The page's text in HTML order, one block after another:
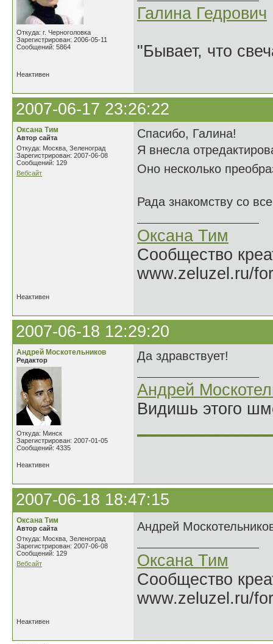
Откуда: г. Черноголовка
Зарегистрирован: 2006-05-11
Сообщений: 5864
Галина Гедрович
"Бывает, что
Неактивен
2007-06-17 23:26:22
Оксана Тим
Автор сайта
Откуда: Москва, Зеленоград
Зарегистрирован: 2007-06-08
Сообщений: 129
Вебсайт
Спасибо, Галина!
Я внесла
Оно несколько
Рада знакомству со
Оксана Тим
Сообщество
www.zeluzel.ru/
Неактивен
2007-06-18 12:29:20
Андрей Москотельников
Редактор
Откуда: Минск
Зарегистрирован: 2007-01-05
Сообщений: 4335
Да здравствует!
Андрей
Видишь этого
Неактивен
2007-06-18 18:47:15
Оксана Тим
Автор сайта
Откуда: Москва, Зеленоград
Зарегистрирован: 2007-06-08
Сообщений: 129
Вебсайт
Андрей
Оксана Тим
Сообщество
www.zeluzel.ru/
Неактивен